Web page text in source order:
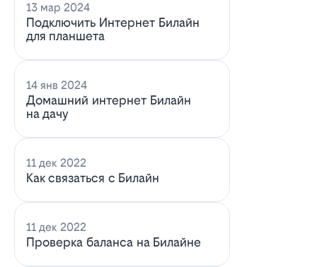
13 мар 2024
Подключить Интернет Билайн
для планшета
14 янв 2024
Домашний интернет Билайн
на дачу
11 дек 2022
Как связаться с Билайн
11 дек 2022
Проверка баланса на Билайне